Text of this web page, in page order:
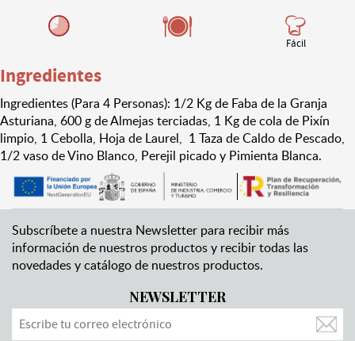
Fácil
Ingredientes
Ingredientes (Para 4 Personas): 1/2 Kg de Faba de la Granja
Asturiana, 600 g de Almejas terciadas, 1 Kg de cola de Pixín
limpio, 1 Cebolla, Hoja de Laurel, 1 Taza de Caldo de Pescado,
1/2 vaso de Vino Blanco, Perejil picado y Pimienta Blanca.
Subscríbete a nuestra Newsletter para recibir más
información de nuestros productos y recibir todas las
novedades y catálogo de nuestros productos.
NEWSLETTER